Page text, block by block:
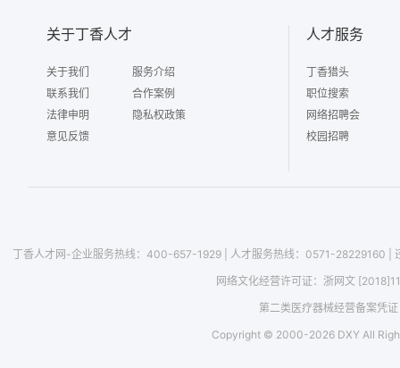
关于丁香人才
关于我们
联系我们
法律申明
意见反馈
服务介绍
合作案例
隐私权政策
人才服务
丁香猎头
职位搜索
网络招聘会
校园招聘
丁香人才网-企业服务热线：400-657-1929| 人才服务热线：0571-28229160
网络文化经营许可证： 浙网文
第二类医疗器械经营备案凭
Copyright © 2000-2026DXY All